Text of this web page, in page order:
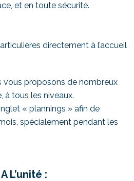
et en toute sécurité.
directement à l’accueil
vous proposons de nombreux
à tous les niveaux.
« plannings » afin de
spécialement pendant les
A L’unité :